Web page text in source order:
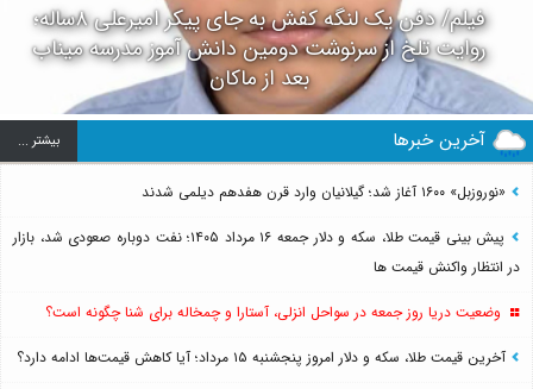
فیلم/ دفن یک لنگه کفش به جای پیکر امیرعلی ۸ساله؛
روایت تلخ از سرنوشت دومین دانش آموز مدرسه میناب
بعد از ماکان
آخرین خبرها بيشتر ...
«نوروزبل» ۱۶۰۰ آغاز شد؛ گیلانیان وارد قرن هفدهم دیلمی شدند
پیش بینی قیمت طلا، سکه و دلار جمعه ۱۶ مرداد ۱۴۰۵؛ نفت دوباره صعودی شد، بازار
در انتظار واکنش قیمت ها
وضعیت دریا روز جمعه در سواحل انزلی، آستارا و چمخاله برای شنا چگونه است؟
آخرین قیمت طلا، سکه و دلار امروز پنجشنبه ۱۵ مرداد؛ آیا کاهش قیمت‌ها ادامه دارد؟